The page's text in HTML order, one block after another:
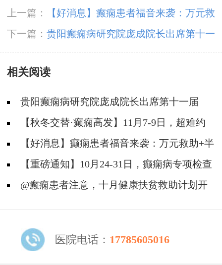
上一篇：
【好消息】癫痫患者福音来袭：万元救
助+半价专项检查+京黔专家免费亲诊，符合条
件者速申请！
下一篇： 贵阳癫痫病研究院庞成院长出席第十一
届CAAE国际癫痫论坛暨协会成立20周年庆典
相关阅读
贵阳癫痫病研究院庞成院长出席第十一届
CAAE国际癫痫论坛暨协会成立20周年庆典
【秋冬交替·癫痫高发】11月7-9日，超难约
的北京三甲名医，携手贵州专家团共抗癫痫，速
约！
【好消息】癫痫患者福音来袭：万元救助+半
价专项检查+京黔专家免费亲诊，符合条件者速
申请！
【重磅通知】10月24-31日，癫痫病专项检查
全额救助+京黔名医免费亲诊+高达万元补贴，
@癫痫患者注意，十月健康扶贫救助计划开
医院电话： 17785605016